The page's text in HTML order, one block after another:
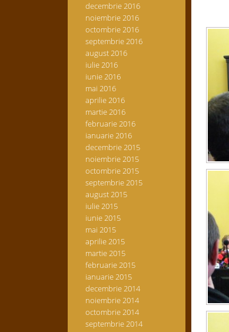
decembrie 2016
noiembrie 2016
octombrie 2016
septembrie 2016
august 2016
iulie 2016
iunie 2016
mai 2016
aprilie 2016
martie 2016
februarie 2016
ianuarie 2016
decembrie 2015
noiembrie 2015
octombrie 2015
septembrie 2015
august 2015
iulie 2015
iunie 2015
mai 2015
aprilie 2015
martie 2015
februarie 2015
ianuarie 2015
decembrie 2014
noiembrie 2014
octombrie 2014
septembrie 2014